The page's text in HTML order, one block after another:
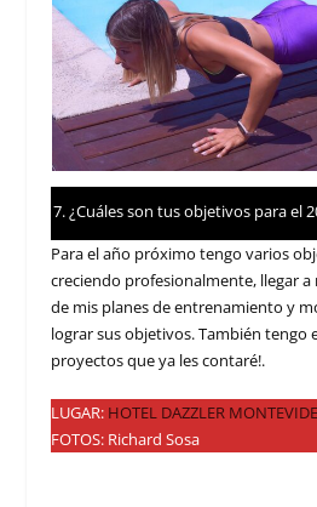
¿Cuáles son tus objetivos para el
Para el año próximo tengo varios
creciendo profesionalmente, llegar a
de mis planes de entrenamiento y
lograr sus objetivos. También tengo
proyectos que ya les contaré!.
LUGAR: HOTEL DAZZLER
FOTOS: Richard Sosa